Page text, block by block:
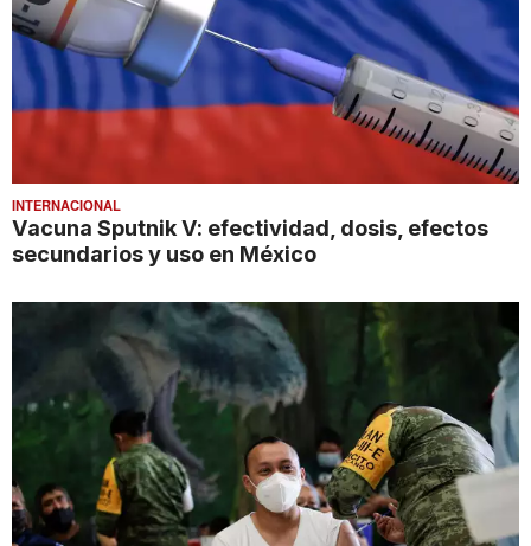
INTERNACIONAL
Vacuna Sputnik V: efectividad, dosis, efectos
secundarios y uso en México